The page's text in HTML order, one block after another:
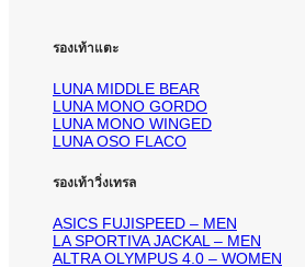
รองเท้าแตะ
LUNA MIDDLE BEAR
LUNA MONO GORDO
LUNA MONO WINGED
LUNA OSO FLACO
รองเท้าวิ่งเทรล
ASICS FUJISPEED – MEN
LA SPORTIVA JACKAL – MEN
ALTRA OLYMPUS 4.0 – WOMEN